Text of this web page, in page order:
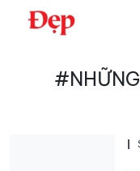
Chuyển